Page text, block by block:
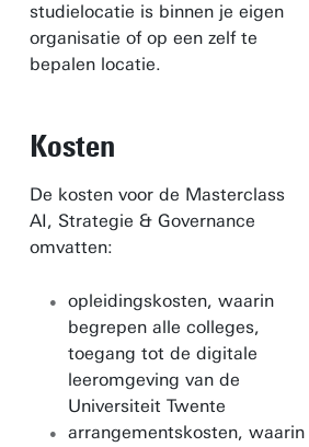
studielocatie is binnen je eigen
organisatie of op een zelf te
bepalen locatie.
Kosten
De kosten voor de Masterclass
AI, Strategie & Governance
omvatten:
opleidingskosten, waarin
begrepen alle colleges,
toegang tot de digitale
leeromgeving van de
Universiteit Twente
arrangementskosten, waarin